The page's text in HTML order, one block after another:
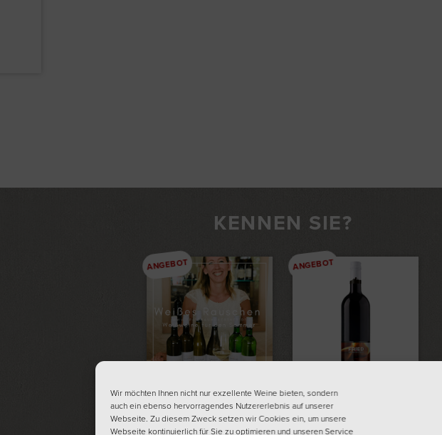
Wir möchten Ihnen nicht nur exzellente Weine bieten, sondern
auch ein ebenso hervorragendes Nutzererlebnis auf unserer
Webseite. Zu diesem Zweck setzen wir Cookies ein, um unsere
Webseite kontinuierlich für Sie zu optimieren und unseren Service
KENNEN SIE?
ANGEBOT
IN DEN WARENKORB
WEISSES R
AUSCHEN – W
ANGEBOT
WINZER-
GLÜHWEIN